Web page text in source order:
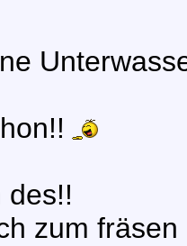
des!!
zum fräsen